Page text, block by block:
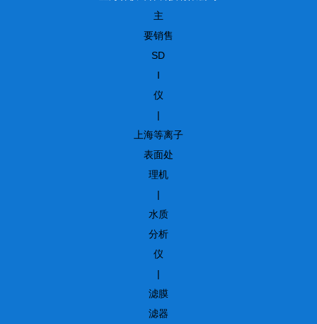
主
要销售
SD
I
仪
|
上海等离子
表面处
理机
|
水质
分析
仪
|
滤膜
滤器